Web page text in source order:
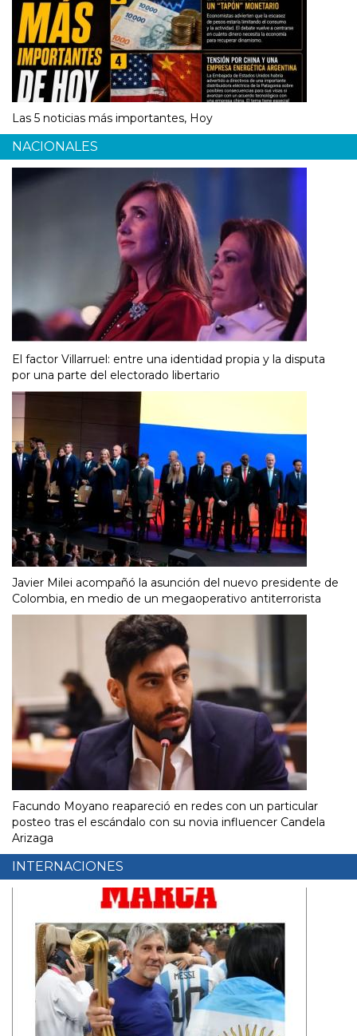
Las 5 noticias más importantes, Hoy
NACIONALES
El factor Villarruel: entre una identidad propia y la disputa
por una parte del electorado libertario
Javier Milei acompañó la asunción del nuevo presidente de
Colombia, en medio de un megaoperativo antiterrorista
Facundo Moyano reapareció en redes con un particular
posteo tras el escándalo con su novia influencer Candela
Arizaga
INTERNACIONES